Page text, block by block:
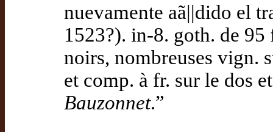
nuevamente aã||dido el
1523?). in-8. goth. de
noirs, nombreuses vign.
et comp. à fr. sur le dos
Bauzonnet.”